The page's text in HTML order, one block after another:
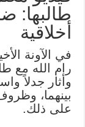
طالبها:
أخلاقية
في الآونة
رام الله مع
وأثار جدلاً
بينهما، وظروف
على ذلك.